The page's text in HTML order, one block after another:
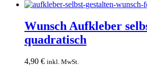
Wunsch Aufkleber
quadratisch
4,90 € inkl. MwSt.